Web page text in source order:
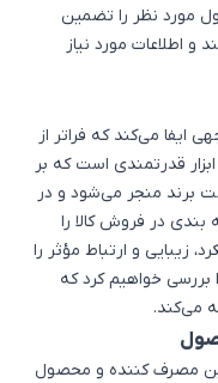
مورد نظر را تضمین
و اطلاعات مورد نیاز
ایفا می‌کند که فراتر از
قدرتمندی است که بر
برند منجر می‌شود و در
بندی در فروش کالا را
زیبایی و ارتباط مؤثر را
بررسی خواهیم کرد که
می‌کند.
مصرف کننده و محصول